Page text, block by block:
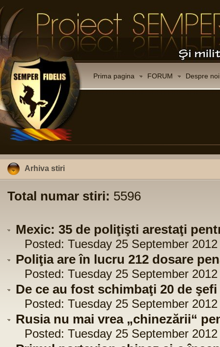
Prima pagina FORUM Despre noi
Arhiva stiri
Total numar stiri: 5596
Mexic: 35 de poliţişti arestaţi
Posted: Tuesday 25 September 2012
Poliţia are în lucru 212 dosare
Posted: Tuesday 25 September 2012
De ce au fost schimbaţi 20 de
Posted: Tuesday 25 September 2012
Rusia nu mai vrea „chinezării“
Posted: Tuesday 25 September 2012